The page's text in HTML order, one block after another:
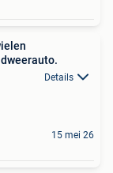
Details
15 mei 26